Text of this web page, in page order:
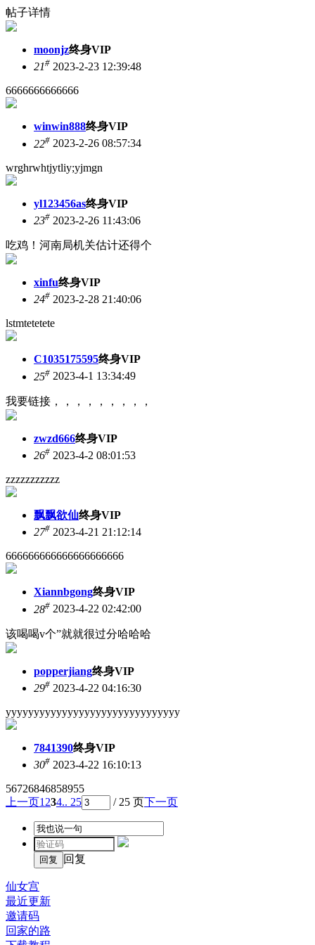
帖子详情
moonjz终身VIP
21# 2023-2-23 12:39:48
6666666666666
winwin888终身VIP
22# 2023-2-26 08:57:34
wrghrwhtjytliy;yjmgn
yl123456as终身VIP
23# 2023-2-26 11:43:06
吃鸡！河南局机关估计还得个
xinfu终身VIP
24# 2023-2-28 21:40:06
lstmtetetete
C1035175595终身VIP
25# 2023-4-1 13:34:49
我要链接，，，，，，，，，
zwzd666终身VIP
26# 2023-4-2 08:01:53
zzzzzzzzzzz
飘飘欲仙终身VIP
27# 2023-4-21 21:12:14
666666666666666666666
Xiannbgong终身VIP
28# 2023-4-22 02:42:00
该喝喝v个”就就很过分哈哈哈
popperjiang终身VIP
29# 2023-4-22 04:16:30
yyyyyyyyyyyyyyyyyyyyyyyyyyyyyyy
7841390终身VIP
30# 2023-4-22 16:10:13
56726846858955
上一页1 234.. 25 / 25 页下一页
回复
仙女宫
最近更新
邀请码
回家的路